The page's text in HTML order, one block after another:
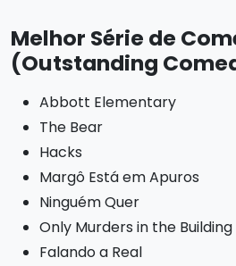
Melhor Série de
(Outstanding
Abbott Elementary
The Bear
Hacks
Margô Está em Apuros
Ninguém Quer
Only Murders in the Building
Falando a Real